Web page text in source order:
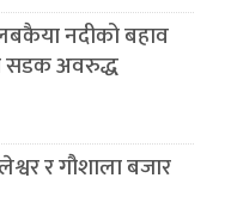
नदीको बहाव
सडक अवरुद्ध
र गौशाला बजार